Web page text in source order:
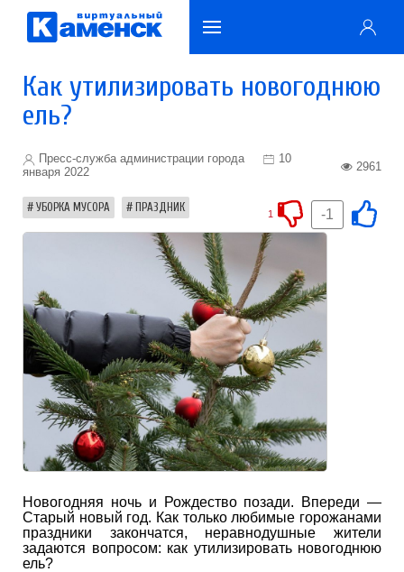
Как утилизировать новогоднюю
ель?
Пресс-служба администрации города
10
января 2022
2961
УБОРКА МУСОРА ПРАЗДНИК -1
1
Новогодняя ночь и Рождество позади. Впереди ―
Старый новый год. Как только любимые горожанами
праздники закончатся, неравнодушные жители
задаются вопросом: как утилизировать новогоднюю
ель?